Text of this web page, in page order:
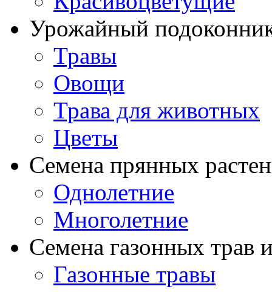
Урожайный
Травы
Овощи
Трава для животных
Цветы
Семена прянных
Однолетние
Многолетние
Семена газонных трав
Газонные травы